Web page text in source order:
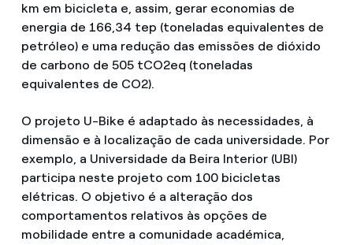
km em bicicleta e, assim, gerar economias de
energia de 166,34 tep (toneladas equivalentes de
petróleo) e uma redução das emissões de dióxido
de carbono de 505 tCO2eq (toneladas
equivalentes de CO2).
O projeto U-Bike é adaptado às necessidades, à
dimensão e à localização de cada universidade. Por
exemplo, a Universidade da Beira Interior (UBI)
participa neste projeto com 100 bicicletas
elétricas. O objetivo é a alteração dos
comportamentos relativos às opções de
mobilidade entre a comunidade académica,